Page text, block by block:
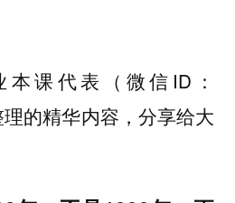
课代表（微信ID：
的精华内容，分享给大